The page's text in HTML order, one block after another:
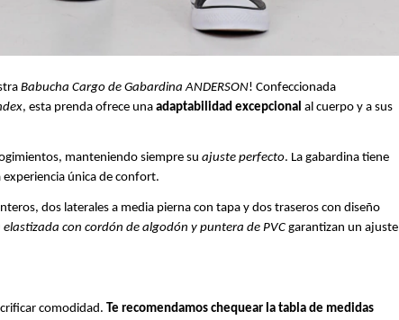
Babucha Cargo de Gabardina ANDERSON! Confeccionada
, esta prenda ofrece una adaptabilidad excepcional al cuerpo y a sus
manteniendo siempre su ajuste perfecto. La gabardina tiene
única de confort.
dos laterales a media pierna con tapa y dos traseros con diseño
con cordón de algodón y puntera de PVC garantizan un ajuste
comodidad. Te recomendamos chequear la tabla de medidas